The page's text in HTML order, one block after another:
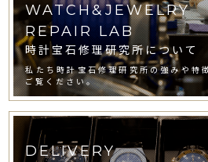
WATCH&JEWELRY
REPAIR LAB
時計宝石修理研究所について
私たち時計宝石修理研究所の強みや特
ご覧ください。
DELIVERY